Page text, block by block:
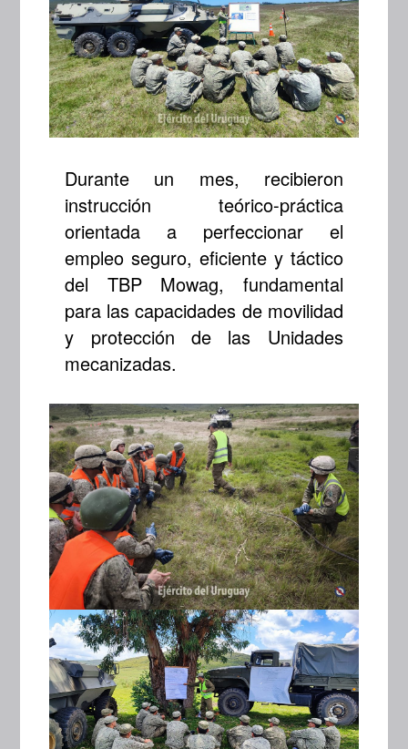
Durante un mes, recibieron
instrucción teórico-práctica
orientada a perfeccionar el
empleo seguro, eficiente y táctico
del TBP Mowag, fundamental
para las capacidades de movilidad
y protección de las Unidades
mecanizadas.